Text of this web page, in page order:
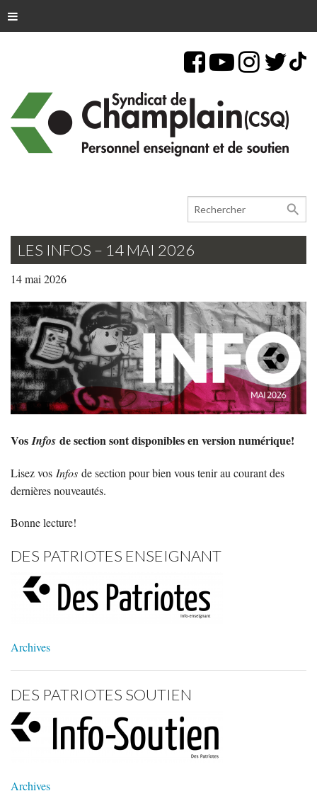
search
LES INFOS – 14 MAI 2026
14 mai 2026
VosInfos de section sont disponibles en version numérique!
Lisez vos Infos de section pour bien vous tenir au courant des
dernières nouveautés.
Bonne lecture!
DES PATRIOTES ENSEIGNANT
Archives
DES PATRIOTES SOUTIEN
Archives